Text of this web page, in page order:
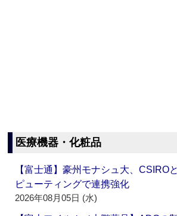
医療機器・化粧品
【富士通】豪州モナシュ大、CSIRO
ピューティングで連携強化
2026年08月05日 (水)